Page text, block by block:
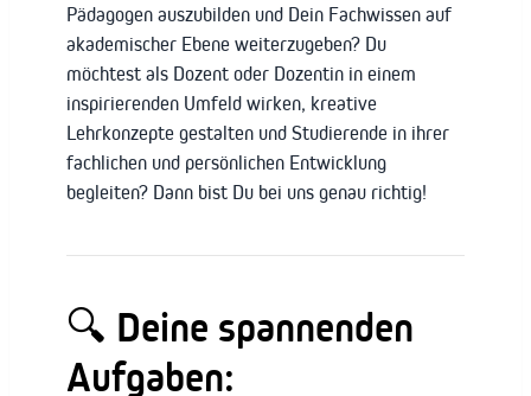
Pädagogen auszubilden und Dein Fachwissen auf
akademischer Ebene weiterzugeben? Du
möchtest als Dozent oder Dozentin in einem
inspirierenden Umfeld wirken, kreative
Lehrkonzepte gestalten und Studierende in ihrer
fachlichen und persönlichen Entwicklung
begleiten? Dann bist Du bei uns genau richtig!
🔍 Deine spannenden
Aufgaben: